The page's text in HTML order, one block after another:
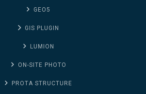
GEO5
GIS PLUGIN
LUMION
ON-SITE PHOTO
PROTA STRUCTURE